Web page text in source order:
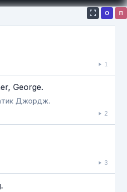
выключите VPN
О П
1
George.
Джордж.
2
3